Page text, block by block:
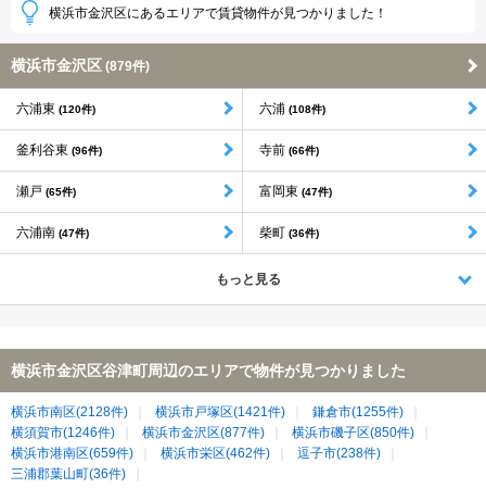
横浜市金沢区にあるエリアで賃貸物件が見つかりました！
横浜市金沢区 (879件)
六浦東 (120件) 六浦 (108件)
釜利谷東 (96件) 寺前 (66件)
瀬戸 (65件) 富岡東 (47件)
六浦南 (47件) 柴町 (36件)
もっと見る
横浜市金沢区谷津町周辺のエリアで物件が見つかりました
横浜市南区(2128件) 横浜市戸塚区(1421件)
鎌倉市(1255件)
横須賀市(1246件)
横浜市金沢区(877件)
横浜市磯子区(850件)
横浜市港南区(659件)
横浜市栄区(462件)
逗子市(238件)
三浦郡葉山町(36件)